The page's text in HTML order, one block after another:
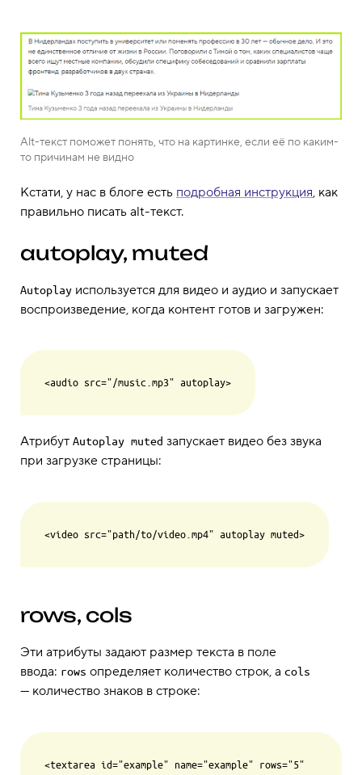
Alt-текст поможет понять, что на картинке, если её по каким-
то причинам не видно
Кстати, у нас в блоге есть подробная инструкция, как
правильно писать alt-текст.
autoplay, muted
Autoplay используется для видео и аудио и запускает
воспроизведение, когда контент готов и загружен:
Атрибут Autoplay muted запускает видео без звука
при загрузке страницы:
rows, cols
Эти атрибуты задают размер текста в поле
ввода: rows определяет количество строк, а cols
— количество знаков в строке:
<textarea id="example" name="example" rows="5"